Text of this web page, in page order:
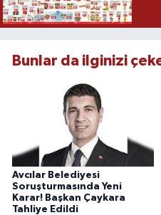
Bunlar da ilginizi
Avcılar Belediyesi
Soruşturmasında Yeni
Karar! Başkan Çaykara
Tahliye Edildi